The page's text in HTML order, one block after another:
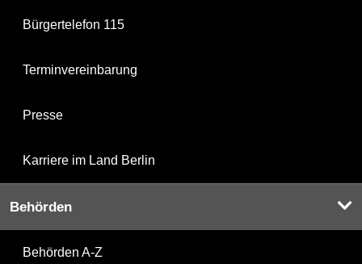
Bürgertelefon 115
Terminvereinbarung
Presse
Karriere im Land Berlin
Behörden
Behörden A-Z